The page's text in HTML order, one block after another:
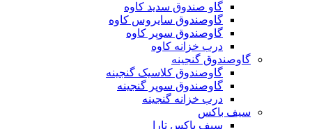
گاو صندوق سدید کاوه
گاوصندوق سایروس کاوه
گاوصندوق سوپر کاوه
درب خزانه کاوه
گاوصندوق گنجینه
گاوصندوق کلاسیک گنجینه
گاوصندوق سوپر گنجینه
درب خزانه گنجینه
سیف باکس
سیف باکس تارا